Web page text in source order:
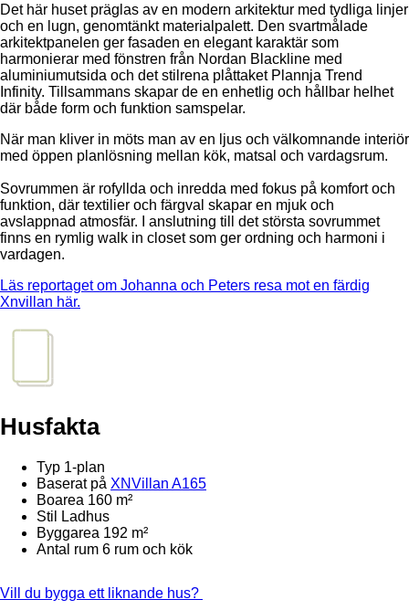
Det här huset präglas av en modern arkitektur med tydliga linjer
och en lugn, genomtänkt materialpalett. Den svartmålade
arkitektpanelen ger fasaden en elegant karaktär som
harmonierar med fönstren från Nordan Blackline med
aluminiumutsida och det stilrena plåttaket Plannja Trend
Infinity. Tillsammans skapar de en enhetlig och hållbar helhet
där både form och funktion samspelar.
När man kliver in möts man av en ljus och välkomnande interiör
med öppen planlösning mellan kök, matsal och vardagsrum.
Sovrummen är rofyllda och inredda med fokus på komfort och
funktion, där textilier och färgval skapar en mjuk och
avslappnad atmosfär. I anslutning till det största sovrummet
finns en rymlig walk in closet som ger ordning och harmoni i
vardagen.
Läs reportaget om Johanna och Peters resa mot en färdig
Xnvillan här.
Husfakta
Typ 1-plan
Baserat på XNVillan A165
Boarea 160 m²
Stil
Ladhus
Byggarea 192 m²
Antal rum 6 rum och kök
Vill du bygga ett liknande hus?